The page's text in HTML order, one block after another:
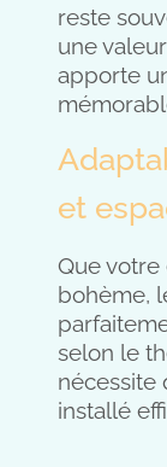
reste
une
apporte
et
Que
bohème,
selon le
nécessite
installé